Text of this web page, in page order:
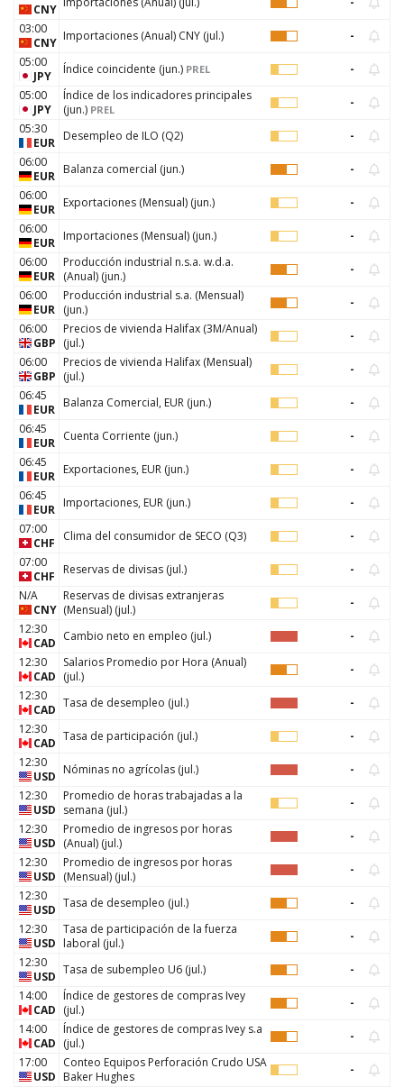
CNY
03:00
CNY Importaciones (Anual) CNY (jul.)
-
05:00
JPY
Índice coincidente (jun.) PREL
-
05:00
JPY
Índice de los indicadores principales
(jun.) PREL
-
05:30
EUR Desempleo de ILO (Q2)
-
06:00
EUR Balanza comercial (jun.)
-
06:00
EUR Exportaciones (Mensual) (jun.)
-
06:00
EUR Importaciones (Mensual) (jun.)
-
06:00
EUR
Producción industrial n.s.a. w.d.a.
(Anual) (jun.)
-
06:00
EUR
Producción industrial s.a. (Mensual)
(jun.)
-
06:00
GBP
Precios de vivienda Halifax (3M/Anual)
(jul.)
-
06:00
GBP
Precios de vivienda Halifax (Mensual)
(jul.)
-
06:45
EUR Balanza Comercial, EUR (jun.)
-
06:45
EUR Cuenta Corriente (jun.)
-
06:45
EUR Exportaciones, EUR (jun.)
-
06:45
EUR Importaciones, EUR (jun.)
-
07:00
CHF
Clima del consumidor de SECO (Q3)
-
07:00
CHF
Reservas de divisas (jul.)
-
N/A
CNY
Reservas de divisas extranjeras
(Mensual) (jul.)
-
12:30
CAD Cambio neto en empleo (jul.)
-
12:30
CAD
Salarios Promedio por Hora (Anual)
(jul.)
-
12:30
CAD Tasa de desempleo (jul.)
-
12:30
CAD Tasa de participación (jul.)
-
12:30
USD Nóminas no agrícolas (jul.)
-
12:30
USD
Promedio de horas trabajadas a la
semana (jul.)
-
12:30
USD
Promedio de ingresos por horas
(Anual) (jul.)
-
12:30
USD
Promedio de ingresos por horas
(Mensual) (jul.)
-
12:30
USD Tasa de desempleo (jul.)
-
12:30
USD
Tasa de participación de la fuerza
laboral (jul.)
-
12:30
USD Tasa de subempleo U6 (jul.)
-
14:00
CAD
Índice de gestores de compras Ivey
(jul.)
-
14:00
CAD
Índice de gestores de compras Ivey s.a
(jul.)
-
17:00
USD
Conteo Equipos Perforación Crudo USA
Baker Hughes
-